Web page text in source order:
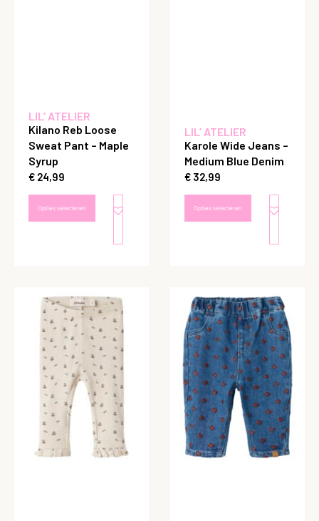
LIL’ ATELIER
Kilano Reb Loose
Sweat Pant – Maple
Syrup
€ 24,99
Opties selecteren
LIL’ ATELIER
Karole Wide Jeans –
Medium Blue Denim
€ 32,99
Opties selecteren